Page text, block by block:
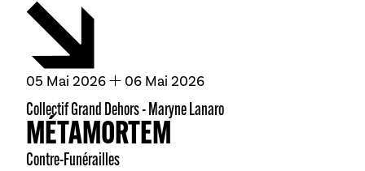
Collectif Grand Dehors - Maryne Lanaro
MÉTAMORTEM
Contre-Funérailles
du
05 mai
Mai 2026 au
06 mai
Mai 2026